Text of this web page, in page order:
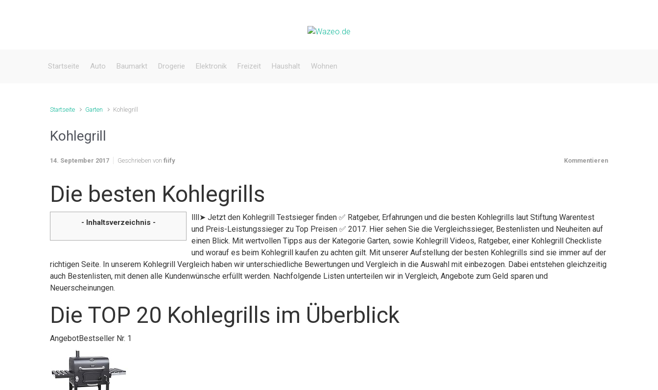
Startseite Auto Baumarkt Drogerie Elektronik Freizeit Haushalt Wohnen
Startseite Garten Kohlegrill
Kohlegrill
14. September 2017 Geschrieben von fiify Kommentieren
Die besten Kohlegrills
- Inhaltsverzeichnis -
llll➤ Jetzt den Kohlegrill Testsieger finden ✅ Ratgeber, Erfahrungen und die besten Kohlegrills laut Stiftung Warentest
und Preis-Leistungssieger zu Top Preisen ✅ 2017. Hier sehen Sie die Vergleichssieger, Bestenlisten und Neuheiten auf
einen Blick. Mit wertvollen Tipps aus der Kategorie Garten, sowie Kohlegrill Videos, Ratgeber, einer Kohlegrill Checkliste
und worauf es beim Kohlegrill kaufen zu achten gilt. Mit unserer Aufstellung der besten Kohlegrills sind sie immer auf der
richtigen Seite. In unserem Kohlegrill Vergleich haben wir unterschiedliche Bewertungen und Vergleich in die Auswahl mit einbezogen. Dabei entstehen gleichzeitig
auch Bestenlisten, mit denen alle Kundenwünsche erfüllt werden. Nachfolgende Listen unterteilen wir in Vergleich, Angebote zum Geld sparen und
Neuerscheinungen.
Die TOP 20 Kohlegrills im Überblick
AngebotBestseller Nr. 1